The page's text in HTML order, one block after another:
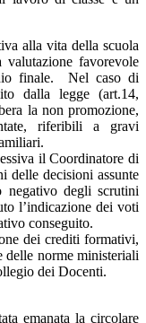
alla vita della scuola
favorevole
finale. Nel caso di
dalla legge (art.14,
la non promozione,
riferibili a gravi
il Coordinatore di
delle decisioni assunte
degli scrutini
l’indicazione dei voti
conseguito.
dei crediti formativi,
delle norme ministeriali
dei Docenti.
emanata la circolare